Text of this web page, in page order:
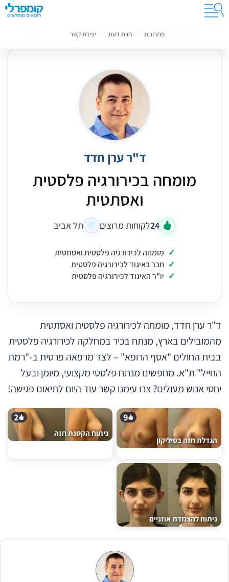
קומפרלי מסייעת לך לבחור רופאים מומלצים
פתרונות חוות דעת יצירת קשר
ד"ר ערן חדד
מומחה בכירורגיה פלסטית
ואסתטית
24לקוחות מרוצים תל אביב
מומחה לכירורגיה פלסטית ואסתטית
חבר באיגוד לכירורגיה פלסטית
יו"ר האיגוד לכירורגיה פלסטית
ד"ר ערן חדד, מומחה לכירורגיה פלסטית ואסתטית
מהמובילים בארץ, מנתח בכיר במחלקה לכירורגיה פלסטית
בבית החולים "אסף הרופא" – לצד מרפאה פרטית ב-"רמת
החייל" ת"א. מחפשים מנתח פלסטי מקצועי, מיומן ובעל
יחסי אנוש מעולים? צרו עימנו קשר עוד היום לתיאום פגישה!
הגדלת חזה בסיליקון
9
ניתוח הקטנת חזה
2
ניתוח להצמדת אוזניים